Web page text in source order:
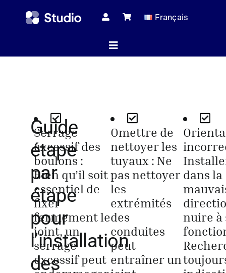
Français
Toggle
Articles
Tous les
Le
Obtenir
Guide
étape
par
étape
pour
l’installation
des
Serrage
excessif des
boulons :
Bien qu’il soit
essentiel de
fixer
fermement le
joint, un
serrage
excessif peut
Omettre de
nettoyer les
tuyaux : Ne
pas nettoyer
les
extrémités
des
conduites
peut
entraîner un
dans la
nuire à